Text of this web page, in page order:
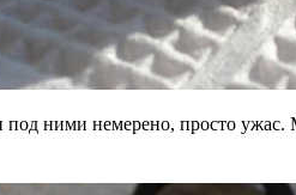
ними немерено, просто ужас.